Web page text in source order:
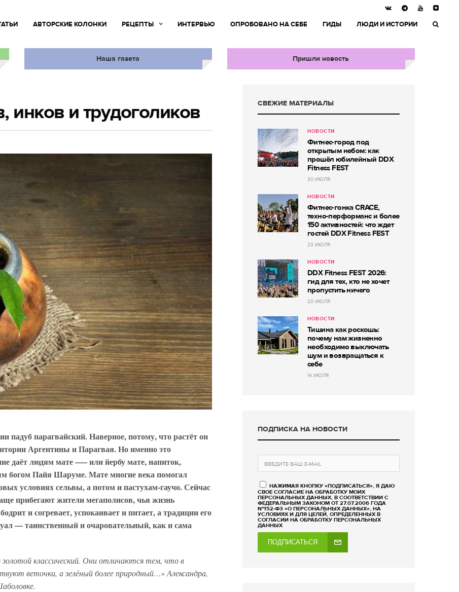
АВТОРСКИЕ КОЛОНКИ РЕЦЕПТЫ ИНТЕРВЬЮ ОПРОБОВАНО НА СЕБЕ ГИДЫ ЛЮДИ И ИСТОРИИ
Наша газета Пришли новость
и трудоголиков
падуб парагвайский. Наверное, потому, что растёт он
Аргентины и Парагвая. Но именно это
даёт людям мате –— или йербу мате, напиток,
богом Пайя Шаруме. Мате многие века помогал
условиях сельвы, а потом и пастухам-гаучо. Сейчас
прибегают жители мегаполисов, чья жизнь
и согревает, успокаивает и питает, а традиции его
— таинственный и очаровательный, как и сама
классический. Они отличаются тем, что в
веточки, а зелёный более природный…» Александра,
СВЕЖИЕ МАТЕРИАЛЫ
НОВОСТИ
Фитнес-город под
открытым небом: как
прошёл юбилейный DDX
Fitness FEST
30 ИЮЛЯ
НОВОСТИ
Фитнес-гонка CRACE,
техно-перформанс и более
150 активностей: что ждет
гостей DDX Fitness FEST
23 ИЮЛЯ
НОВОСТИ
DDX Fitness FEST 2026:
гид для тех, кто не хочет
пропустить ничего
20 ИЮЛЯ
НОВОСТИ
Тишина как роскошь:
почему нам жизненно
необходимо выключать
шум и возвращаться к
себе
14 ИЮЛЯ
ПОДПИСКА НА НОВОСТИ
НАЖИМАЯ КНОПКУ «ПОДПИСАТЬСЯ», Я ДАЮ
СВОЕ СОГЛАСИЕ НА ОБРАБОТКУ МОИХ
ПЕРСОНАЛЬНЫХ ДАННЫХ, В СООТВЕТСТВИИ С
ФЕДЕРАЛЬНЫМ ЗАКОНОМ ОТ 27.07.2006 ГОДА
№152-ФЗ «О ПЕРСОНАЛЬНЫХ ДАННЫХ», НА
УСЛОВИЯХ И ДЛЯ ЦЕЛЕЙ, ОПРЕДЕЛЕННЫХ В
СОГЛАСИИ НА ОБРАБОТКУ ПЕРСОНАЛЬНЫХ
ДАННЫХ
ПОДПИСАТЬСЯ